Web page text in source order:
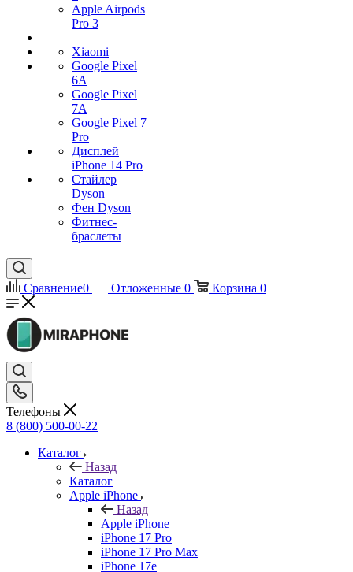
Apple Airpods
Pro 3
Xiaomi
Google Pixel
6A
Google Pixel
7А
Google Pixel 7
Pro
Дисплей
iPhone 14 Pro
Стайлер
Dyson
Фен Dyson
Фитнес-
браслеты
Сравнение0 Отложенные 0 Корзина 0
Телефоны
8 (800) 500-00-22
Каталог
Назад
Каталог
Apple iPhone
Назад
Apple iPhone
iPhone 17 Pro
iPhone 17 Pro Max
iPhone 17e